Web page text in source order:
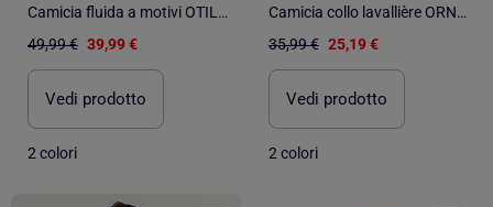
Camicia fluida a motivi OTILIE
49,99 € 39,99 €
Vedi prodotto
2 colori
Camicia collo lavallière ORNELLA
35,99 € 25,19 €
Vedi prodotto
2 colori